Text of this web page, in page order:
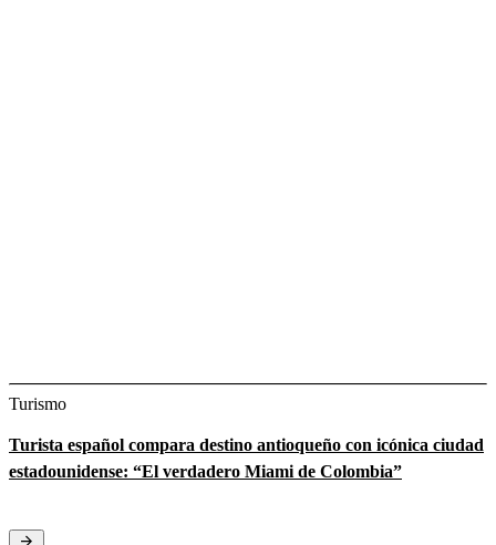
Turismo
Turista español compara destino antioqueño con icónica ciudad
estadounidense: “El verdadero Miami de Colombia”